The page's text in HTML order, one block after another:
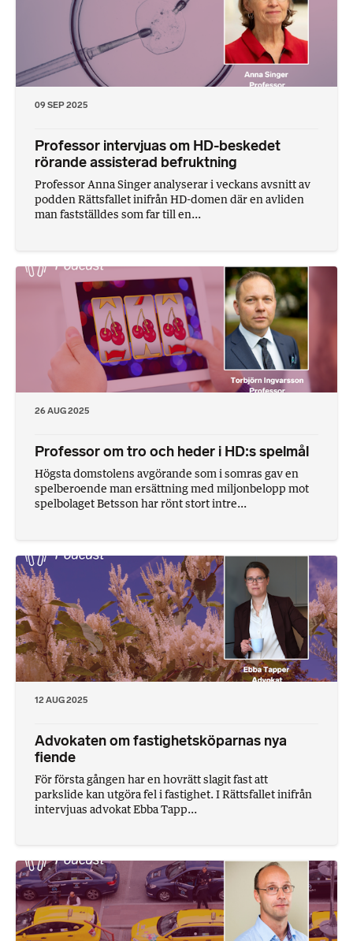
09 SEP 2025
Professor intervjuas om HD-beskedet
rörande assisterad befruktning
Professor Anna Singer analyserar i veckans avsnitt av
podden Rättsfallet inifrån HD-domen där en avliden
man fastställdes som far till en...
26 AUG 2025
Professor om tro och heder i HD:s spelmål
Högsta domstolens avgörande som i somras gav en
spelberoende man ersättning med miljonbelopp mot
spelbolaget Betsson har rönt stort intre...
12 AUG 2025
Advokaten om fastighetsköparnas nya
fiende
För första gången har en hovrätt slagit fast att
parkslide kan utgöra fel i fastighet. I Rättsfallet inifrån
intervjuas advokat Ebba Tapp...